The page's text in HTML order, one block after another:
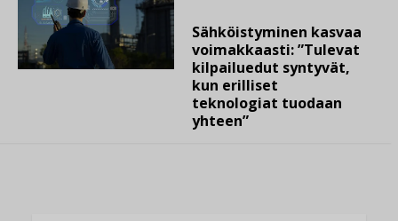
Sähköistyminen kasvaa
voimakkaasti: ”Tulevat
kilpailuedut syntyvät,
kun erilliset
teknologiat tuodaan
yhteen”